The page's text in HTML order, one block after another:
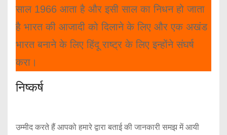
साल 1966 आता है और इसी साल का निधन हो जाता
है भारत की आजादी को दिलाने के लिए और एक अखंड
भारत बनाने के लिए हिंदू राष्ट्र के लिए इन्होंने संघर्ष
करा।
निष्कर्ष
उम्मीद करते हैं आपको हमारे द्वारा बताई की जानकारी समझ में आयी